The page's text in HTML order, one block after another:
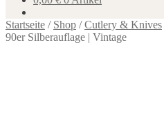
Startseite / Shop /Cutlery & Knives
90er Silberauflage | Vintage